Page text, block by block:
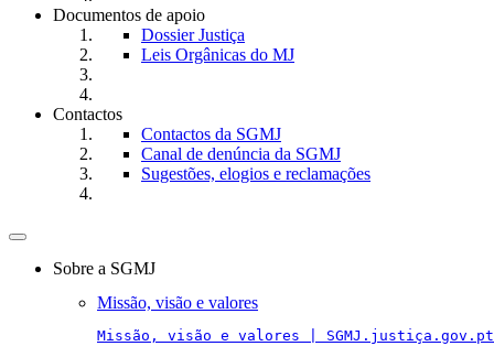
Documentos de apoio
Dossier Justiça
Leis Orgânicas do MJ
Contactos
Contactos da SGMJ
Canal de denúncia da SGMJ
Sugestões, elogios e reclamações
Toggle
navigationSobre a SGMJ
Missão, visão e valores
Missão, visão e valores | SGMJ.justiça.gov.pt